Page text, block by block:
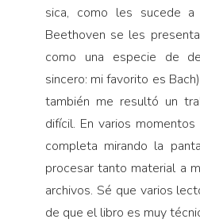
sica, como les sucede a
Beethoven se les
como una especie de
sincero: mi favorito es
también me resultó un
difícil. En varios
completa mirando la
procesar tanto material a
archivos. Sé que varios
de que el libro es muy